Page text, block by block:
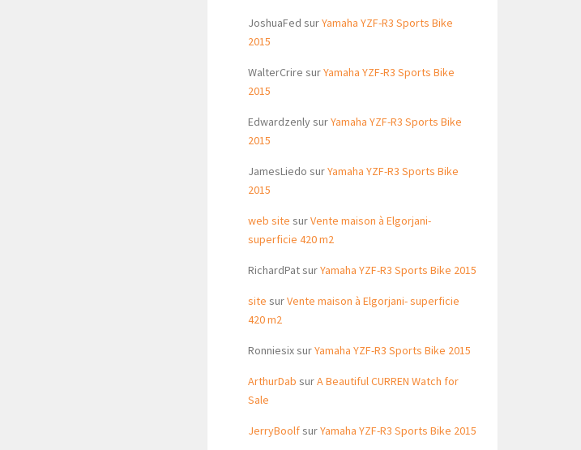
JoshuaFed surYamaha YZF-R3 Sports Bike
2015
WalterCrire surYamaha YZF-R3 Sports Bike
2015
EdwardzenlysurYamaha YZF-R3 Sports Bike
2015
JamesLiedo surYamaha YZF-R3 Sports Bike
2015
web site surVente maison à Elgorjani-
superficie 420 m2
RichardPatsurYamaha YZF-R3 Sports Bike 2015
site surVente maison à Elgorjani- superficie
420 m2
RonniesixsurYamaha YZF-R3 Sports Bike 2015
ArthurDab surA Beautiful CURREN Watch for
Sale
JerryBoolfsurYamaha YZF-R3 Sports Bike 2015